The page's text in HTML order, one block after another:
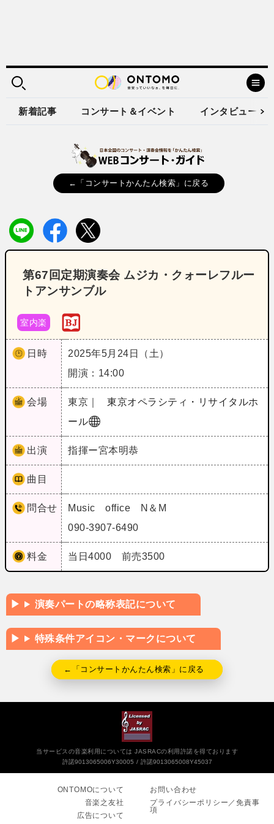
新着記事 コンサート＆イベント インタビュー
←「コンサートかんたん検索」に戻る
第67回定期演奏会 ムジカ・クォーレフルー
トアンサンブル
室内楽
日時
2025年5月24日（土）
開演：14:00
会場 東京｜
東京オペラシティ・リサイタルホ
ール
出演 指揮ー宮本明恭
曲目
問合せ
Music office N＆M
090-3907-6490
料金 当日4000 前売3500
演奏パートの略称表記について
特殊条件アイコン・マークについて
←「コンサートかんたん検索」に戻る
当サービスの音楽利用については JASRACの利用許諾を得ております
許諾9013065006Y30005
許諾9013065008Y45037
ONTOMOについて
音楽之友社
広告について
お問い合わせ
プライバシーポリシー／免責事
項